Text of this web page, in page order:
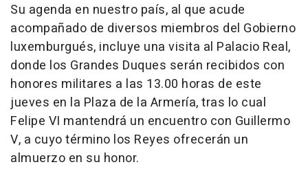
Su agenda en nuestro país, al que acude
acompañado de diversos miembros del Gobierno
luxemburgués, incluye una visita al Palacio Real,
donde los Grandes Duques serán recibidos con
honores militares a las 13.00 horas de este
jueves en la Plaza de la Armería, tras lo cual
Felipe VI mantendrá un encuentro con Guillermo
V, a cuyo término los Reyes ofrecerán un
almuerzo en su honor.